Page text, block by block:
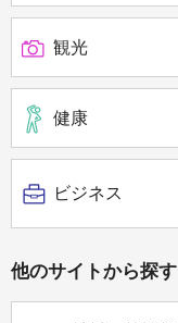
観光
健康
ビジネス
他のサイトから探す